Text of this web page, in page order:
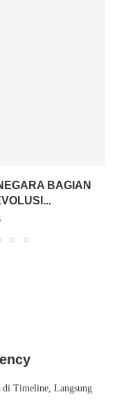
BAGIAN
Timeline, Langsung